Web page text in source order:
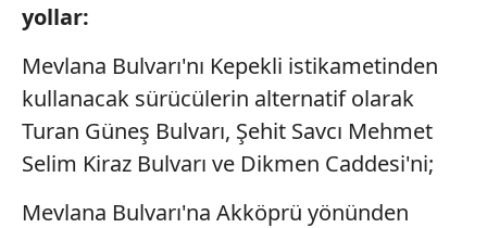
yollar:
Mevlana Bulvarı'nı Kepekli istikametinden
kullanacak sürücülerin alternatif olarak
Turan Güneş Bulvarı, Şehit Savcı Mehmet
Selim Kiraz Bulvarı ve Dikmen Caddesi'ni;
Mevlana Bulvarı'na Akköprü yönünden